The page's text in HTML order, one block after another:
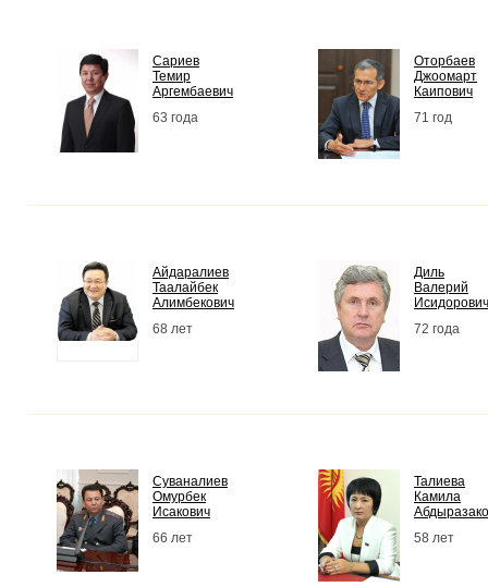
Сариев
Темир
Аргембаевич
63 года
Оторбаев
Джоомарт
Каипович
71 год
Айдаралиев
Таалайбек
Алимбекович
68 лет
Диль
Валерий
Исидорович
72 года
Суваналиев
Омурбек
Исакович
66 лет
Талиева
Камила
58 лет